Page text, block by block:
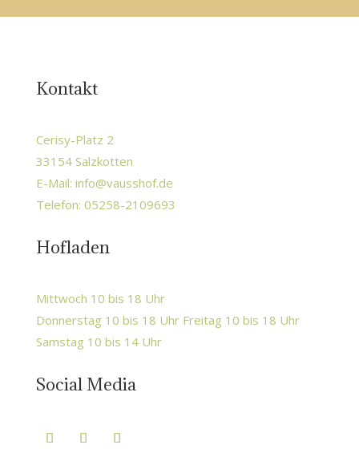
Kontakt
Cerisy-Platz 2
33154 Salzkotten
E-Mail: info@vausshof.de
Telefon: 05258-2109693
Hofladen
Mittwoch 10 bis 18 Uhr
Donnerstag 10 bis 18 Uhr Freitag 10 bis 18 Uhr
Samstag 10 bis 14 Uhr
Social Media